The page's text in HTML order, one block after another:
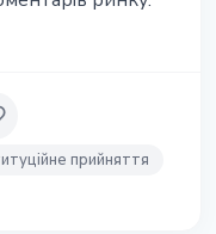
прийняття